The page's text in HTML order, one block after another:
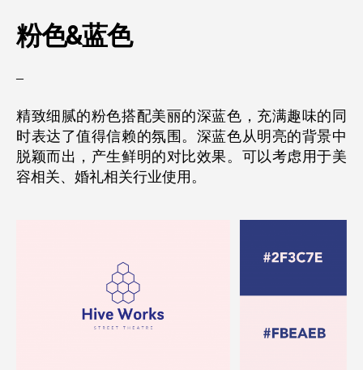
粉色&蓝色
–
精致细腻的粉色搭配美丽的深蓝色，充满趣味的同
时表达了值得信赖的氛围。深蓝色从明亮的背景中
脱颖而出，产生鲜明的对比效果。可以考虑用于美
容相关、婚礼相关行业使用。